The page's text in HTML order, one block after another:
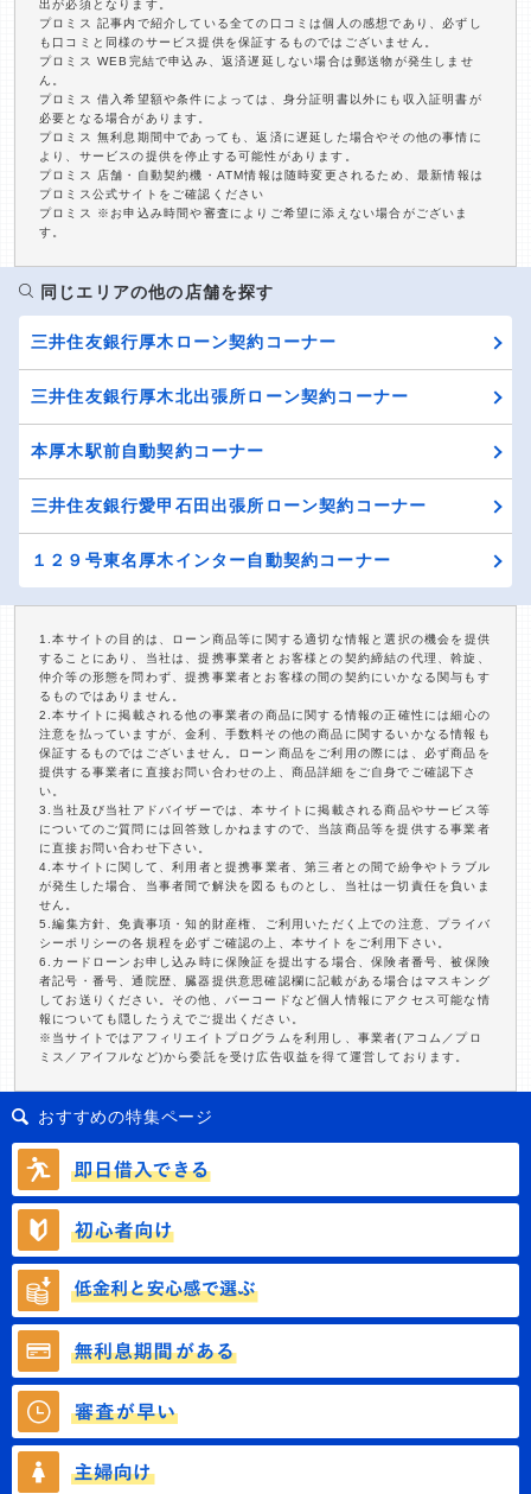
出が必須となります。
プロミス 記事内で紹介している全ての口コミは個人の感想であり、必ずし
も口コミと同様のサービス提供を保証するものではございません。
プロミス WEB完結で申込み、返済遅延しない場合は郵送物が発生しませ
ん。
プロミス 借入希望額や条件によっては、身分証明書以外にも収入証明書が
必要となる場合があります。
プロミス 無利息期間中であっても、返済に遅延した場合やその他の事情に
より、サービスの提供を停止する可能性があります。
プロミス 店舗・自動契約機・ATM情報は随時変更されるため、最新情報は
プロミス公式サイトをご確認ください
プロミス ※お申込み時間や審査によりご希望に添えない場合がございま
す。
同じエリアの他の店舗を探す
三井住友銀行厚木ローン契約コーナー
三井住友銀行厚木北出張所ローン契約コーナー
本厚木駅前自動契約コーナー
三井住友銀行愛甲石田出張所ローン契約コーナー
１２９号東名厚木インター自動契約コーナー
1.本サイトの目的は、ローン商品等に関する適切な情報と選択の機会を提供
することにあり、当社は、提携事業者とお客様との契約締結の代理、斡旋、
仲介等の形態を問わず、提携事業者とお客様の間の契約にいかなる関与もす
るものではありません。
2.本サイトに掲載される他の事業者の商品に関する情報の正確性には細心の
注意を払っていますが、金利、手数料その他の商品に関するいかなる情報も
保証するものではございません。ローン商品をご利用の際には、必ず商品を
提供する事業者に直接お問い合わせの上、商品詳細をご自身でご確認下さ
い。
3.当社及び当社アドバイザーでは、本サイトに掲載される商品やサービス等
についてのご質問には回答致しかねますので、当該商品等を提供する事業者
に直接お問い合わせ下さい。
4.本サイトに関して、利用者と提携事業者、第三者との間で紛争やトラブル
が発生した場合、当事者間で解決を図るものとし、当社は一切責任を負いま
せん。
5.編集方針、免責事項・知的財産権、ご利用いただく上での注意、プライバ
シーポリシーの各規程を必ずご確認の上、本サイトをご利用下さい。
6.カードローンお申し込み時に保険証を提出する場合、保険者番号、被保険
者記号・番号、通院歴、臓器提供意思確認欄に記載がある場合はマスキング
してお送りください。その他、バーコードなど個人情報にアクセス可能な情
報についても隠したうえでご提出ください。
※当サイトではアフィリエイトプログラムを利用し、事業者(アコム／プロ
ミス／アイフルなど)から委託を受け広告収益を得て運営しております。
おすすめの特集ページ